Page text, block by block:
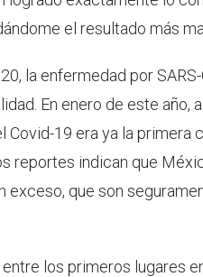
el resultado más
la enfermedad por
En enero de este año,
19 era ya la primera
reportes indican que
exceso, que son
los primeros lugares